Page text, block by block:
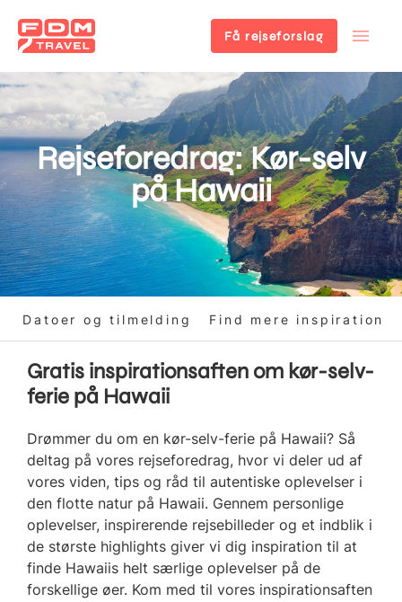
Gå
hovedindhold
Få rejseforslag
Rejseforedrag: Kør-selv
på Hawaii
Datoer og tilmelding Find mere inspiration
Gratis inspirationsaften om kør-selv-
ferie på Hawaii
Drømmer du om en kør-selv-ferie på Hawaii? Så
deltag på vores rejseforedrag, hvor vi deler ud af
vores viden, tips og råd til autentiske oplevelser i
den flotte natur på Hawaii. Gennem personlige
oplevelser, inspirerende rejsebilleder og et indblik i
de største highlights giver vi dig inspiration til at
finde Hawaiis helt særlige oplevelser på de
forskellige øer. Kom med til vores inspirationsaften